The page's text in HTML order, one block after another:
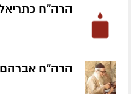
הרה"ח
הרה"ח אברהם